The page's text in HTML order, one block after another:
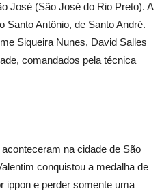
José (São José do Rio Preto). A
Santo Antônio, de Santo André.
Siqueira Nunes, David Salles
comandados pela técnica
na cidade de São
conquistou a medalha de
ippon e perder somente uma